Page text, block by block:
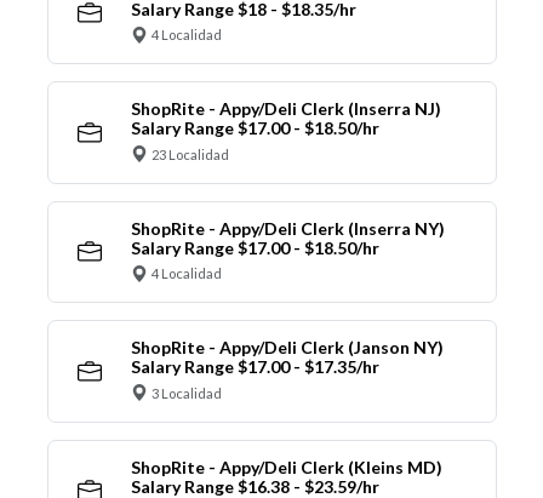
Salary Range $18 - $18.35/hr
4 Localidad
ShopRite - Appy/Deli Clerk (Inserra NJ)
Salary Range $17.00 - $18.50/hr
23 Localidad
ShopRite - Appy/Deli Clerk (Inserra NY)
Salary Range $17.00 - $18.50/hr
4 Localidad
ShopRite - Appy/Deli Clerk (Janson NY)
Salary Range $17.00 - $17.35/hr
3 Localidad
ShopRite - Appy/Deli Clerk (Kleins MD)
Salary Range $16.38 - $23.59/hr